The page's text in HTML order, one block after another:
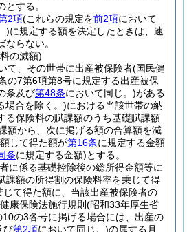
する。
2項(これらの規定を前2項において
)に規定する額を決定したときは、速
らない。
の減額)
て、その世帯に出産被保険者(国民健
の7第6項第8号に規定する出産被保
条及び第48条において同じ。)がある
場合を除く。)における当該世帯の納
る保険料の賦課額のうち基礎賦課額
額から、次に掲げる額の合算額を減
して得た額が第16条に規定する金額
条に規定する金額)とする。
に係る基礎控除後の総所得金額等に
課額の所得割の保険料率を乗じて得
て得た額に、当該出産被保険者の
康保険法施行規則 (昭和33年厚生省
10の3各号に掲げる場合には、出産の
び第2項において同じ。)の属する月